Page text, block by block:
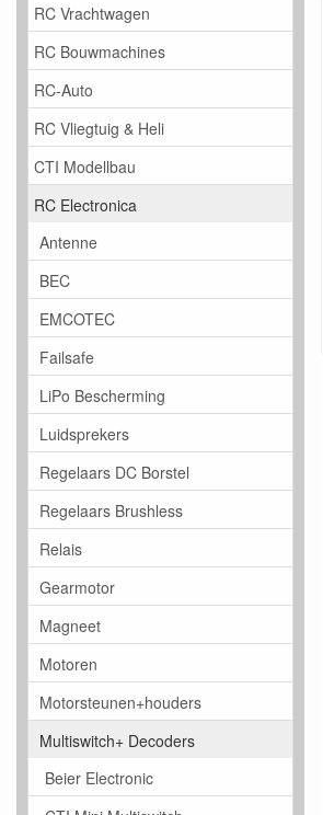
RC Vrachtwagen
RC Bouwmachines
RC-Auto
RC Vliegtuig & Heli
CTI Modellbau
RC Electronica
Antenne
BEC
EMCOTEC
Failsafe
LiPo Bescherming
Luidsprekers
Regelaars DC Borstel
Regelaars Brushless
Relais
Gearmotor
Magneet
Motoren
Motorsteunen+houders
Multiswitch+ Decoders
Beier Electronic